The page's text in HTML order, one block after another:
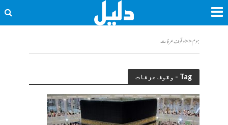
ہوم<<وقوف عرفات
Tag - وقوف عرفات